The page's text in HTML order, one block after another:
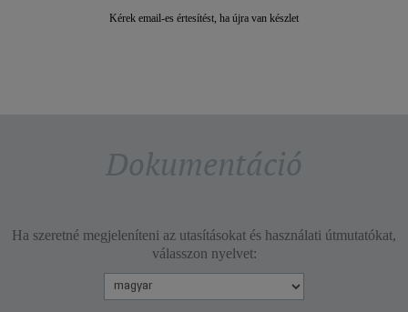
Kérek email-es értesítést, ha újra van készlet
Dokumentáció
Ha szeretné megjeleníteni az utasításokat és használati útmutatókat,
válasszon nyelvet: